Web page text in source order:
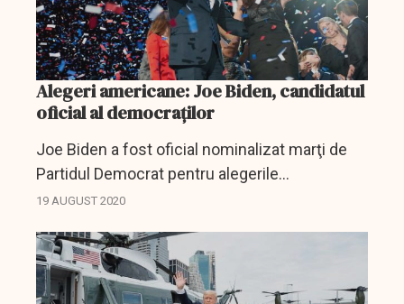
Alegeri americane: Joe Biden, candidatul
oficial al democraților
Joe Biden a fost oficial nominalizat marţi de
Partidul Democrat pentru alegerile
prezidenţiale din Statele Unite de la 3
care l-a acuzat că este...
19 AUGUST 2020